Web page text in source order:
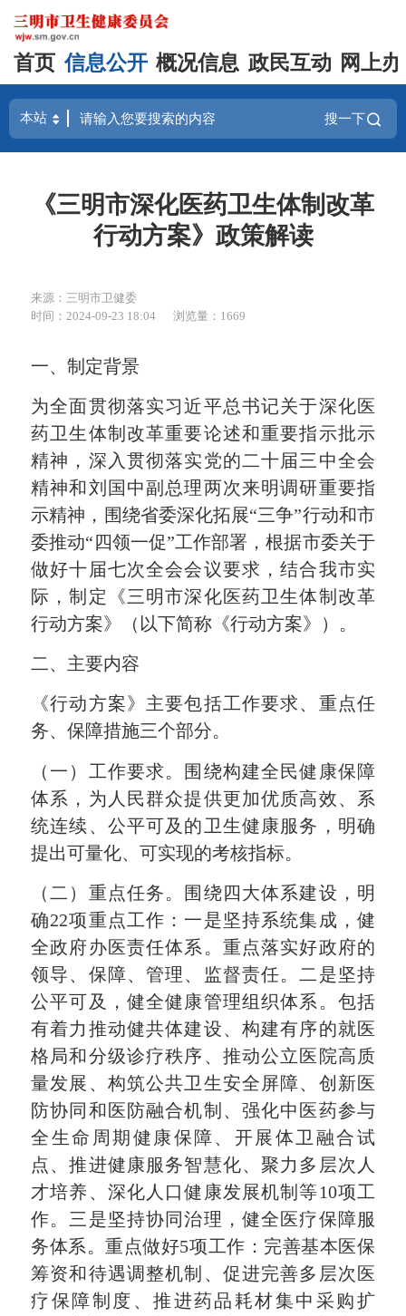
首页 信息公开 概况信息 政民互动 网上
搜一下
《三明市深化医药卫生体制改革
行动方案》政策解读
来源：三明市卫健委
时间：2024-09-23 18:04
浏览量：1669
一、制定背景
为全面贯彻落实习近平总书记关于深化医
药卫生体制改革重要论述和重要指示批示
精神，深入贯彻落实党的二十届三中全会
精神和刘国中副总理两次来明调研重要指
示精神，围绕省委深化拓展“三争”行动和市
委推动“四领一促”工作部署，根据市委关于
做好十届七次全会会议要求，结合我市实
际，制定《三明市深化医药卫生体制改革
行动方案》（以下简称《行动方案》）。
二、主要内容
《行动方案》主要包括工作要求、重点任
务、保障措施三个部分。
（一）工作要求。围绕构建全民健康保障
体系，为人民群众提供更加优质高效、系
统连续、公平可及的卫生健康服务，明确
提出可量化、可实现的考核指标。
（二）重点任务。围绕四大体系建设，明
确22项重点工作：一是坚持系统集成，健
全政府办医责任体系。重点落实好政府的
领导、保障、管理、监督责任。二是坚持
公平可及，健全健康管理组织体系。包括
有着力推动健共体建设、构建有序的就医
格局和分级诊疗秩序、推动公立医院高质
量发展、构筑公共卫生安全屏障、创新医
防协同和医防融合机制、强化中医药参与
全生命周期健康保障、开展体卫融合试
点、推进健康服务智慧化、聚力多层次人
才培养、深化人口健康发展机制等10项工
作。三是坚持协同治理，健全医疗保障服
务体系。重点做好5项工作：完善基本医保
筹资和待遇调整机制、促进完善多层次医
疗保障制度、推进药品耗材集中采购扩